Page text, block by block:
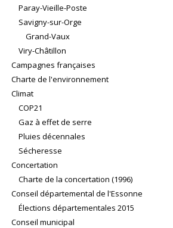
Paray-Vieille-Poste
Savigny-sur-Orge
Grand-Vaux
Viry-Châtillon
Campagnes françaises
Charte de l'environnement
Climat
COP21
Gaz à effet de serre
Pluies décennales
Sécheresse
Concertation
Charte de la concertation (1996)
Conseil départemental de l'Essonne
Élections départementales 2015
Conseil municipal